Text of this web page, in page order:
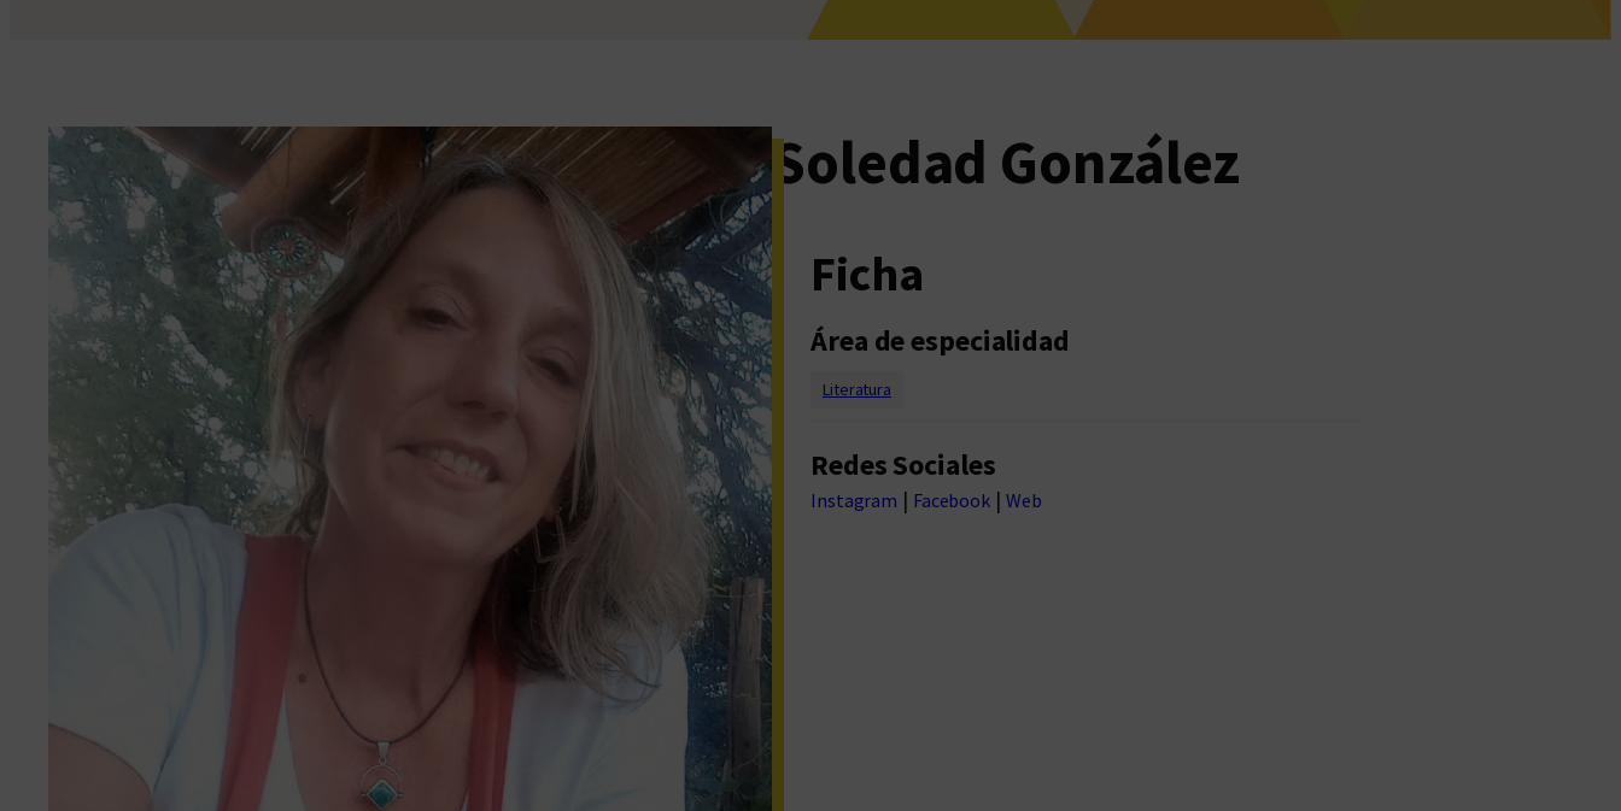
Soledad González
Ficha
Área de especialidad
Literatura
Redes Sociales
Instagram | Facebook | Web